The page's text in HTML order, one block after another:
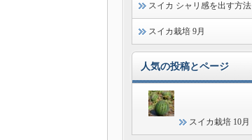
スイカ シャリ感を出す方法
スイカ栽培 9月
人気の投稿とページ
スイカ栽培 10月